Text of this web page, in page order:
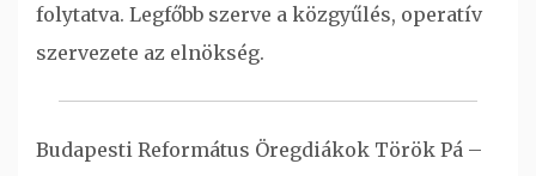
folytatva. Legfőbb szerve a közgyűlés, operatív
szervezete az elnökség.
Budapesti Református Öregdiákok Török Pá –